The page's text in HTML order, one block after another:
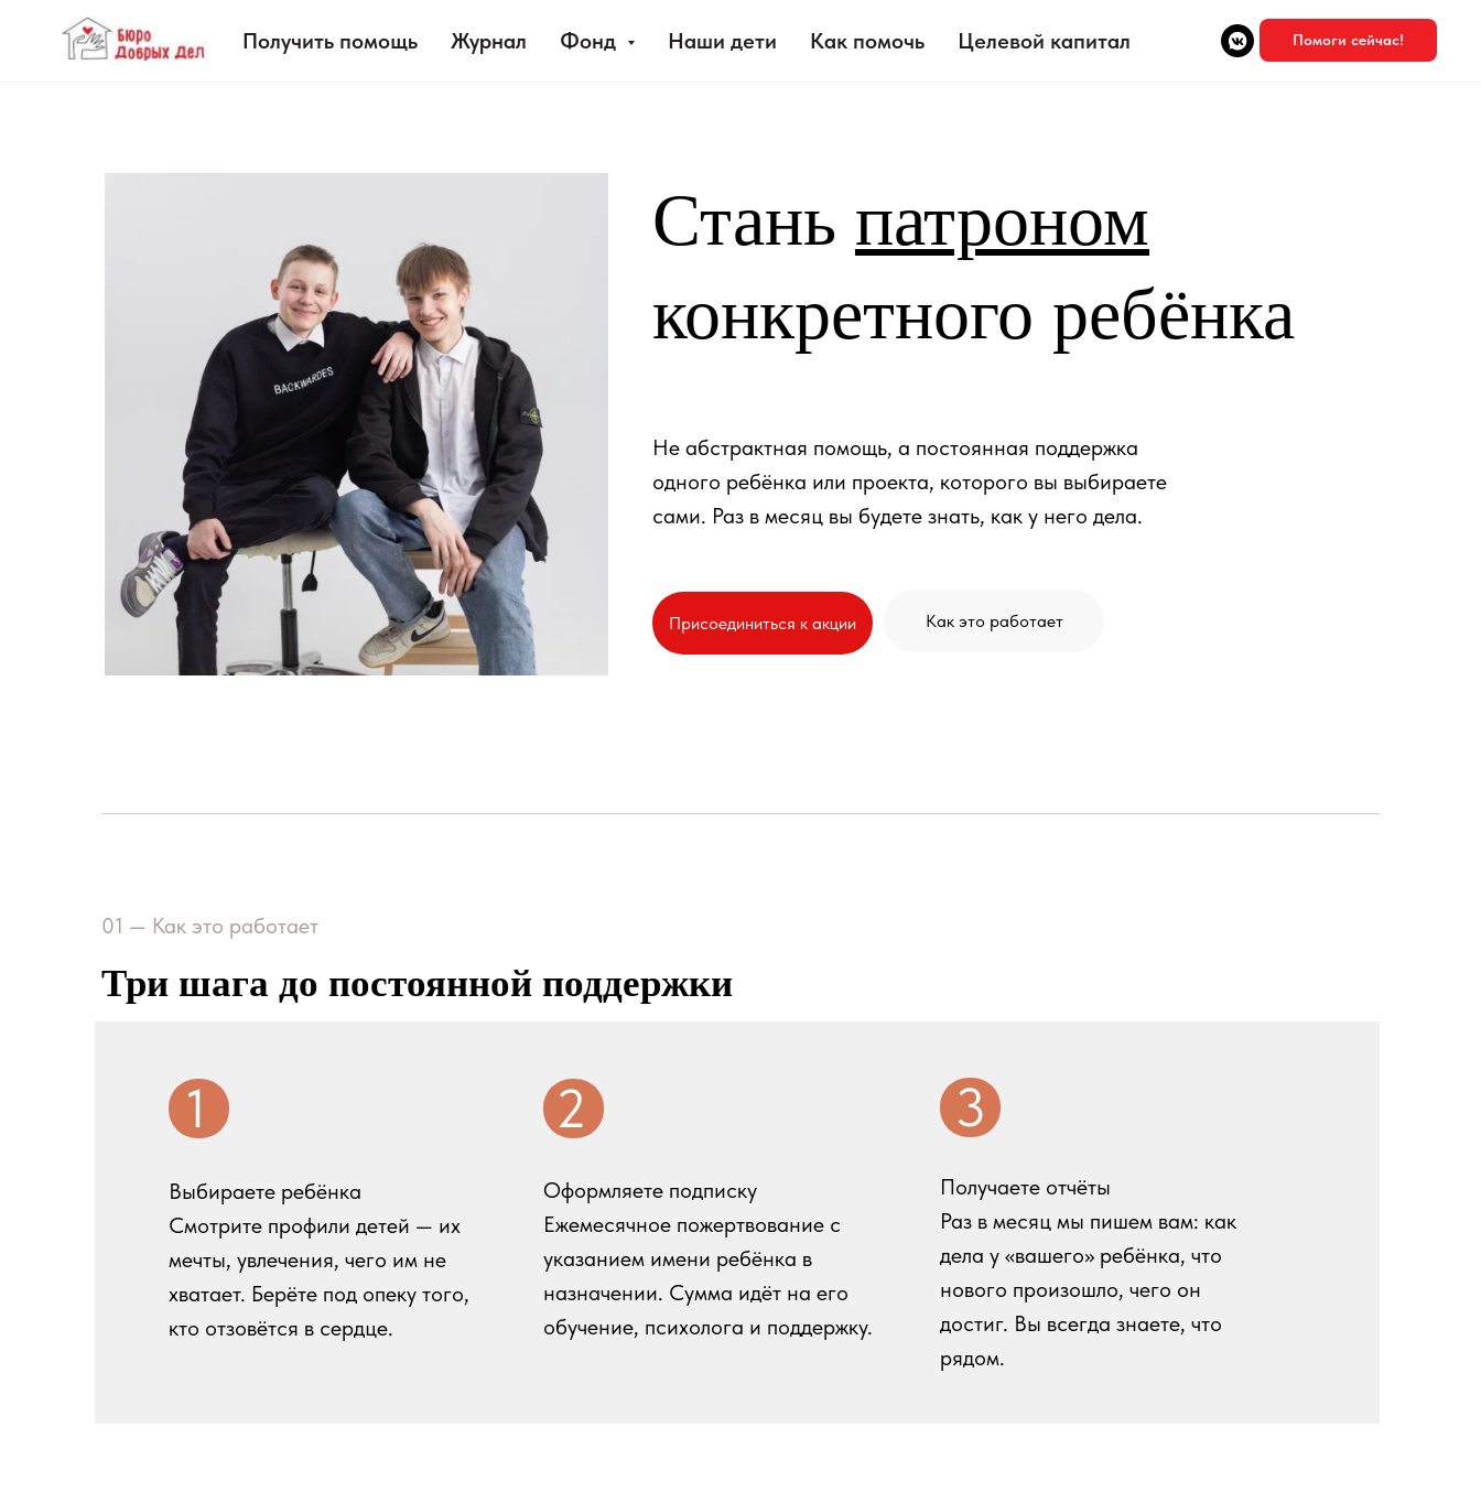
Получить помощь Журнал Фонд Наши дети Как помочь Целевой капитал Помоги сейчас!
Стань патроном
конкретного ребёнка
Не абстрактная помощь, а постоянная поддержка
одного ребёнка или проекта, которого вы выбираете
сами. Раз в месяц вы будете знать, как у него дела.
Присоединиться к акции Как это работает
01 — Как это работает
Выбираете ребёнка
Смотрите профили детей — их
мечты, увлечения, чего им не
хватает. Берёте под опеку того,
кто отзовётся в сердце.
1
Оформляете подписку
Ежемесячное пожертвование с
указанием имени ребёнка в
назначении. Сумма идёт на его
обучение, психолога и поддержку.
Получаете отчёты
Раз в месяц мы пишем вам: как
дела у «вашего» ребёнка, что
нового произошло, чего он
достиг. Вы всегда знаете, что
рядом.
2 3
Три шага до постоянной поддержки